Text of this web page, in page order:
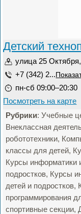
Детский
улица 25
+7 (342) 2...
пн-сб 09:00–20:30
Посмотреть на карте
Рубрики: Учебные
Внеклассная
робототехники,
классы для детей,
Курсы информатики
подростков, Курсы
детей и
программирования
спортивные секции,